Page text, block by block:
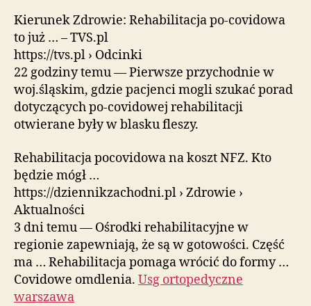
Kierunek Zdrowie: Rehabilitacja po-covidowa
to już … – TVS.pl
https://tvs.pl › Odcinki
22 godziny temu — Pierwsze przychodnie w
woj.śląskim, gdzie pacjenci mogli szukać porad
dotyczących po-covidowej rehabilitacji
otwierane były w blasku fleszy.
Rehabilitacja pocovidowa na koszt NFZ. Kto
będzie mógł …
https://dziennikzachodni.pl › Zdrowie ›
Aktualności
3 dni temu — Ośrodki rehabilitacyjne w
regionie zapewniają, że są w gotowości. Część
ma … Rehabilitacja pomaga wrócić do formy …
Covidowe omdlenia. Usg ortopedyczne
warszawa